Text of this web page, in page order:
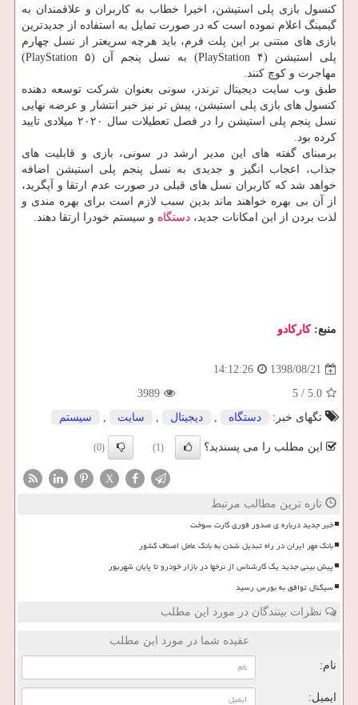
كنسول بازی پلی استیشن، اخیرا خطاب به كاربران و علاقمندان به
گیمینگ اعلام نموده است كه در صورت تمایل به استفاده از جدیدترین
بازی های مبتنی بر این پلت فرم، باید هرچه سریعتر از نسل چهارم
پلی استیشن (PlayStation ۴) به نسل پنجم آن (PlayStation ۵)
مهاجرت و كوچ كنند.
طبق وب سایت دیجیتال ترندز، سونی بعنوان شركت توسعه دهنده
كنسول های بازی پلی استیشن، پیش تر نیز خبر انتشار و عرضه نهایی
نسل پنجم پلی استیشن را در فصل تعطیلات سال ۲۰۲۰ میلادی تایید
كرده بود.
برمبنای گفته های این مدیر ارشد در سونی، بازی و قابلیت های
جذاب، اعجاب انگیز و جدیدی به نسل پنجم پلی استیشن اضافه
خواهد شد كه كاربران نسل های قبلی در صورت عدم ارتقا و آپگرید،
از آن بی بهره خواهند ماند بدین سبب لازم است برای بهره مندی و
لذت بردن از این امكانات جدید، دستگاه و سیستم خودرا ارتقا دهند.
منبع:كاركادو
1398/08/21
14:12:26
5.0
/
5
3989
تگهای خبر:
دستگاه , دیجیتال , سایت , سیستم
این مطلب را می پسندید؟ (1)
(0)
X
تازه ترین مطالب مرتبط
خبر جدید درباره ی صدور فوری کارت سوخت
بانک مهر ایران در راه تبدیل شدن به بانک عامل اصناف کشور
پیش بینی جدید یک کارشناس از نرخها در بازار خودرو تا پایان شهریور
سیگنال توافق به بورس رسید
نظرات بینندگان در مورد این مطلب
عقیده شما در مورد این مطلب
نام:
ایمیل: